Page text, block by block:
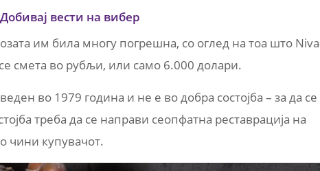
Добивај вести на вибер
им била многу погрешна, со оглед на тоа што
смета во рубљи, или само 6.000 долари.
во 1979 година и не е во добра состојба – за да се
треба да се направи сеопфатна реставрација на
чини купувачот.